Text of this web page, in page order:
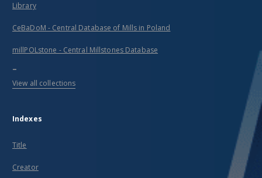
Library
CeBaDoM - Central Database of Mills in Poland
millPOLstone - Central Millstones Database
...
View all collections
Indexes
Title
Creator